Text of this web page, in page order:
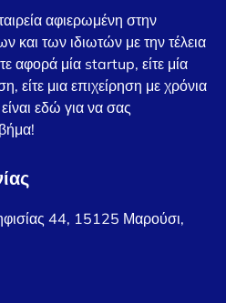
αφιερωμένη στην
και των ιδιωτών με την τέλεια
αφορά μία startup, είτε μία
είτε μια επιχείρηση με χρόνια
εδώ για να σας
44, 15125 Μαρούσι,